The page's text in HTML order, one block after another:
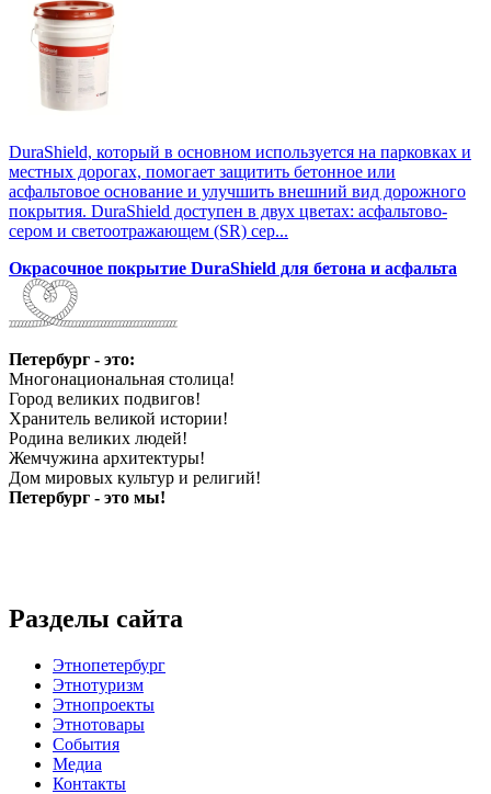
DuraShield, который в основном используется на парковках и
местных дорогах, помогает защитить бетонное или
асфальтовое основание и улучшить внешний вид дорожного
покрытия. DuraShield доступен в двух цветах: асфальтово-
сером и светоотражающем (SR) сер...
Окрасочное покрытие DuraShield для бетона и асфальта
Петербург - это:
Многонациональная столица!
Город великих подвигов!
Хранитель великой истории!
Родина великих людей!
Жемчужина архитектуры!
Дом мировых культур и религий!
Петербург - это мы!
Разделы сайта
Этнопетербург
Этнотуризм
Этнопроекты
Этнотовары
События
Медиа
Контакты